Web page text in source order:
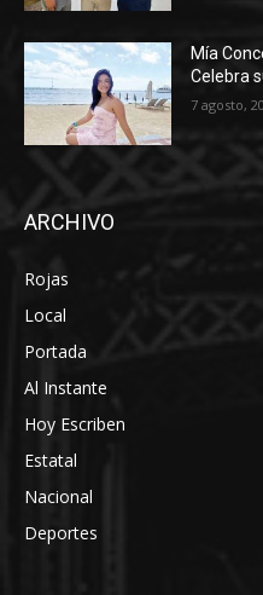
Mía
Celebra
7 agosto,
ARCHIVO
Rojas
Local
Portada
Al Instante
Hoy Escriben
Estatal
Nacional
Deportes